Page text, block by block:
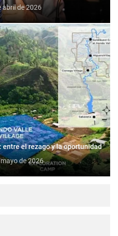
abril de 2026
entre el rezago y la oportunidad
de 2026